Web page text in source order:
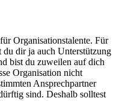
Organisationstalente. Für
du dir ja auch Unterstützung
bist du zuweilen auf dich
Organisation nicht
Ansprechpartner
sind. Deshalb solltest